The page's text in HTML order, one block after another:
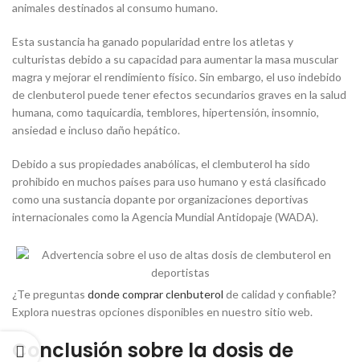
animales destinados al consumo humano.
Esta sustancia ha ganado popularidad entre los atletas y
culturistas debido a su capacidad para aumentar la masa muscular
magra y mejorar el rendimiento físico. Sin embargo, el uso indebido
de clenbuterol puede tener efectos secundarios graves en la salud
humana, como taquicardia, temblores, hipertensión, insomnio,
ansiedad e incluso daño hepático.
Debido a sus propiedades anabólicas, el clembuterol ha sido
prohibido en muchos países para uso humano y está clasificado
como una sustancia dopante por organizaciones deportivas
internacionales como la Agencia Mundial Antidopaje (WADA).
¿Te preguntas donde comprar clenbuterol de calidad y confiable?
Explora nuestras opciones disponibles en nuestro sitio web.
Conclusión sobre la dosis de